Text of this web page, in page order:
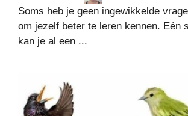
Soms heb je geen ingewikkelde
om jezelf beter te leren kennen. Eén
kan je al een ...